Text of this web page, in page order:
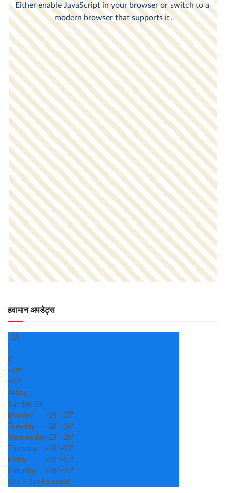
हवामान अपडेट्स
+29
°
C
+29°
+27°
Alibag
Sunday, 09
Monday
+29°+27°
Tuesday
+28°+26°
Wednesday+28°+26°
Thursday
+28°+27°
Friday
+28°+27°
Saturday
+28°+27°
See 7-Day Forecast